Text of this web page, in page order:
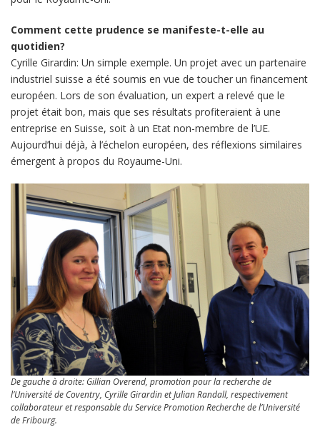
Comment cette prudence se manifeste-t-elle au
quotidien?
Cyrille Girardin: Un simple exemple. Un projet avec un partenaire
industriel suisse a été soumis en vue de toucher un financement
européen. Lors de son évaluation, un expert a relevé que le
projet était bon, mais que ses résultats profiteraient à une
entreprise en Suisse, soit à un Etat non-membre de l’UE.
Aujourd’hui déjà, à l’échelon européen, des réflexions similaires
émergent à propos du Royaume-Uni.
De gauche à droite: Gillian Overend, promotion pour la recherche de
l’Université de Coventry, Cyrille Girardin et Julian Randall, respectivement
collaborateur et responsable du Service Promotion Recherche de l’Université
de Fribourg.